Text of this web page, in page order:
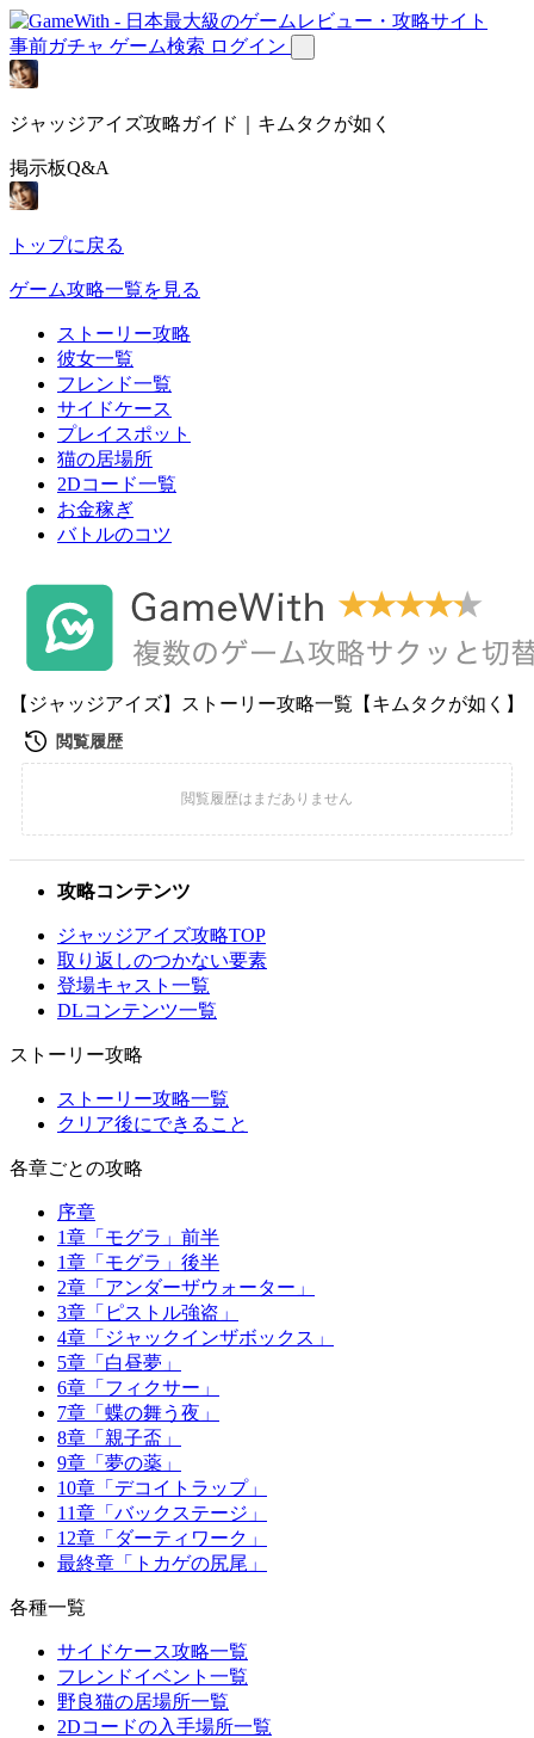
事前ガチャ ゲーム検索 ログイン
ジャッジアイズ攻略ガイド｜キムタクが如く
掲示板Q&A
トップに戻る
ゲーム攻略一覧を見る
ストーリー攻略
彼女一覧
フレンド一覧
サイドケース
プレイスポット
猫の居場所
2Dコード一覧
お金稼ぎ
バトルのコツ
【ジャッジアイズ】ストーリー攻略一覧【キムタクが如く】
攻略コンテンツ
ジャッジアイズ攻略TOP
取り返しのつかない要素
登場キャスト一覧
DLコンテンツ一覧
ストーリー攻略
ストーリー攻略一覧
クリア後にできること
各章ごとの攻略
序章
1章「モグラ」前半
1章「モグラ」後半
2章「アンダーザウォーター」
3章「ピストル強盗」
4章「ジャックインザボックス」
5章「白昼夢」
6章「フィクサー」
7章「蝶の舞う夜」
8章「親子盃」
9章「夢の薬」
10章「デコイトラップ」
11章「バックステージ」
12章「ダーティワーク」
最終章「トカゲの尻尾」
各種一覧
サイドケース攻略一覧
フレンドイベント一覧
野良猫の居場所一覧
2Dコードの入手場所一覧